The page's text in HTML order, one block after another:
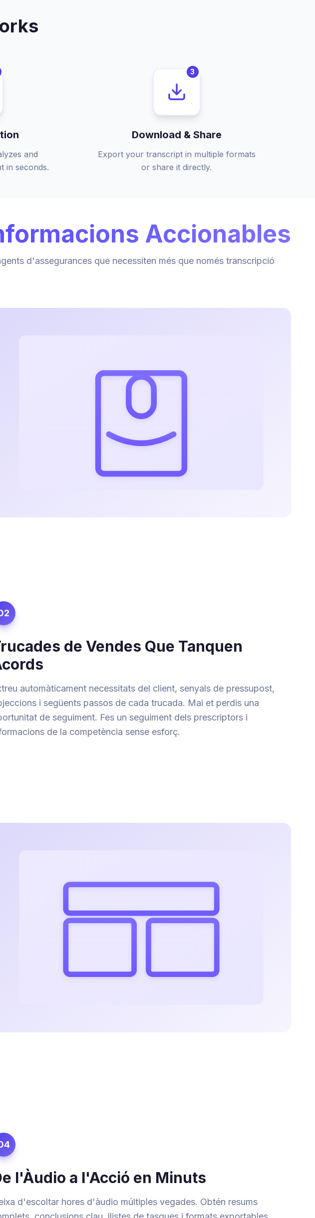
and
in seconds.
3
Download & Share
Export your transcript in multiple formats
or share it directly.
Accionables
d'assegurances que necessiten més que només transcripció
de Vendes Que Tanquen
automàticament necessitats del client, senyals de pressupost,
i següents passos de cada trucada. Mai et perdis una
de seguiment. Fes un seguiment dels prescriptors i
de la competència sense esforç.
l'Àudio a l'Acció en Minuts
d'escoltar hores d'àudio múltiples vegades. Obtén resums